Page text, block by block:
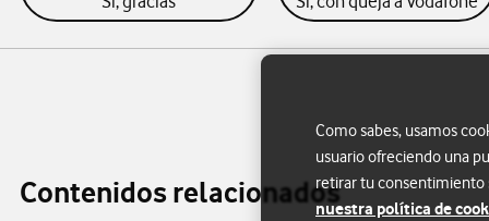
Contenidos relacionados
Como sabes, usamos
usuario ofreciendo una
retirar tu consentimiento
nuestra política de